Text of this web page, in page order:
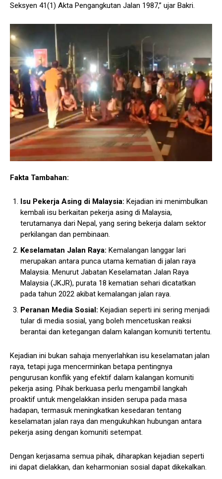
Seksyen 41(1) Akta Pengangkutan Jalan 1987,” ujar Bakri.
Fakta Tambahan:
Isu Pekerja Asing di Malaysia: Kejadian ini menimbulkan
kembali isu berkaitan pekerja asing di Malaysia,
terutamanya dari Nepal, yang sering bekerja dalam sektor
perkilangan dan pembinaan.
Keselamatan Jalan Raya: Kemalangan langgar lari
merupakan antara punca utama kematian di jalan raya
Malaysia. Menurut Jabatan Keselamatan Jalan Raya
Malaysia (JKJR), purata 18 kematian sehari dicatatkan
pada tahun 2022 akibat kemalangan jalan raya.
Peranan Media Sosial: Kejadian seperti ini sering menjadi
tular di media sosial, yang boleh mencetuskan reaksi
berantai dan ketegangan dalam kalangan komuniti tertentu.
Kejadian ini bukan sahaja menyerlahkan isu keselamatan jalan
raya, tetapi juga mencerminkan betapa pentingnya
pengurusan konflik yang efektif dalam kalangan komuniti
pekerja asing. Pihak berkuasa perlu mengambil langkah
proaktif untuk mengelakkan insiden serupa pada masa
hadapan, termasuk meningkatkan kesedaran tentang
keselamatan jalan raya dan mengukuhkan hubungan antara
pekerja asing dengan komuniti setempat.
Dengan kerjasama semua pihak, diharapkan kejadian seperti
ini dapat dielakkan, dan keharmonian sosial dapat dikekalkan.